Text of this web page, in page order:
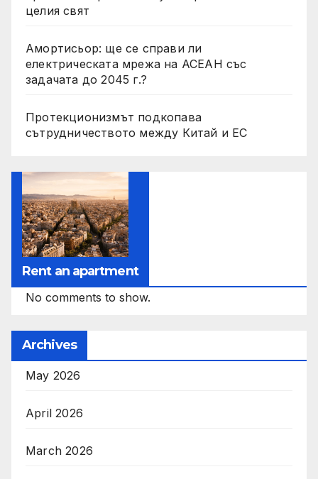
целия свят
Амортисьор: ще се справи ли
електрическата мрежа на АСЕАН със
задачата до 2045 г.?
Протекционизмът подкопава
сътрудничеството между Китай и ЕС
Rent an apartment
No comments to show.
Archives
May 2026
April 2026
March 2026